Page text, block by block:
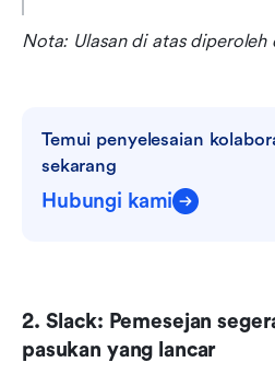
Nota: Ulasan di atas diperoleh
Temui penyelesaian
sekarang
Hubungi kami
2. Slack: Pemesejan
pasukan yang lancar